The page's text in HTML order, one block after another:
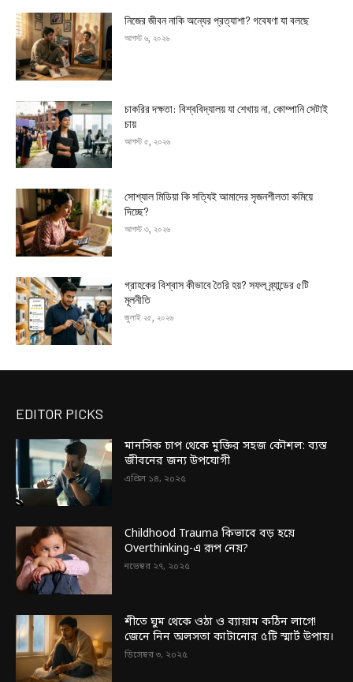
নিজের জীবন নাকি অন্যের প্রত্যাশা? গবেষণা যা বলছে
আগস্ট ৬, ২০২৬
চাকরির দক্ষতা: বিশ্ববিদ্যালয় যা শেখায় না, কোম্পানি সেটাই
চায়
আগস্ট ৫, ২০২৬
সোশ্যাল মিডিয়া কি সত্যিই আমাদের সৃজনশীলতা কমিয়ে
দিচ্ছে?
আগস্ট ৩, ২০২৬
গ্রাহকের বিশ্বাস কীভাবে তৈরি হয়? সফল ব্র্যান্ডের ৫টি
মূলনীতি
জুলাই ২৫, ২০২৬
EDITOR PICKS
মানসিক চাপ থেকে মুক্তির সহজ কৌশল: ব্যস্ত
জীবনের জন্য উপযোগী
এপ্রিল ১৪, ২০২৫
Childhood Trauma কিভাবে বড় হয়ে
Overthinking-এ রূপ নেয়?
নভেম্বর ২৭, ২০২৫
শীতে ঘুম থেকে ওঠা ও ব্যায়াম কঠিন লাগে!
জেনে নিন অলসতা কাটানোর ৫টি স্মার্ট উপায়।
ডিসেম্বর ৩, ২০২৫